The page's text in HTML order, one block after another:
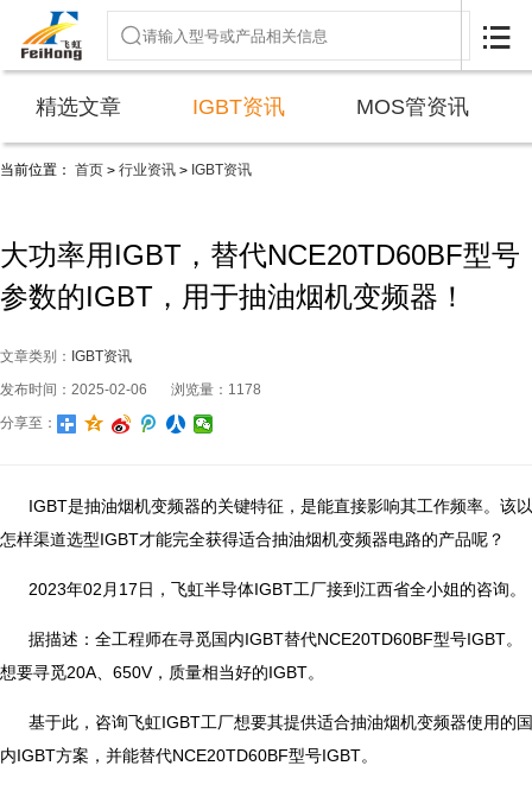

精选文章 IGBT资讯 MOS管资讯
当前位置： 首页 > 行业资讯 > IGBT资讯
大功率用IGBT，替代NCE20TD60BF型号
参数的IGBT，用于抽油烟机变频器！
文章类别： IGBT资讯
发布时间：2025-02-06
浏览量：1178
分享至：
IGBT是抽油烟机变频器的关键特征，是能直接影响其工作频率。该以
怎样渠道选型IGBT才能完全获得适合抽油烟机变频器电路的产品呢？
2023年02月17日，飞虹半导体IGBT工厂接到江西省全小姐的咨询。
据描述：全工程师在寻觅国内IGBT替代NCE20TD60BF型号IGBT。
想要寻觅20A、650V，质量相当好的IGBT。
基于此，咨询飞虹IGBT工厂想要其提供适合抽油烟机变频器使用的国
内IGBT方案，并能替代NCE20TD60BF型号IGBT。